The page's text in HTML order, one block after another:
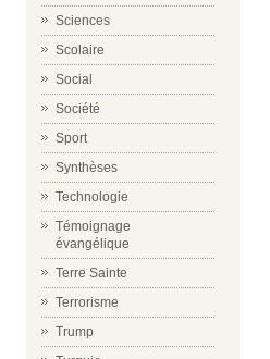
Sciences
Scolaire
Social
Société
Sport
Synthèses
Technologie
Témoignage
évangélique
Terre Sainte
Terrorisme
Trump